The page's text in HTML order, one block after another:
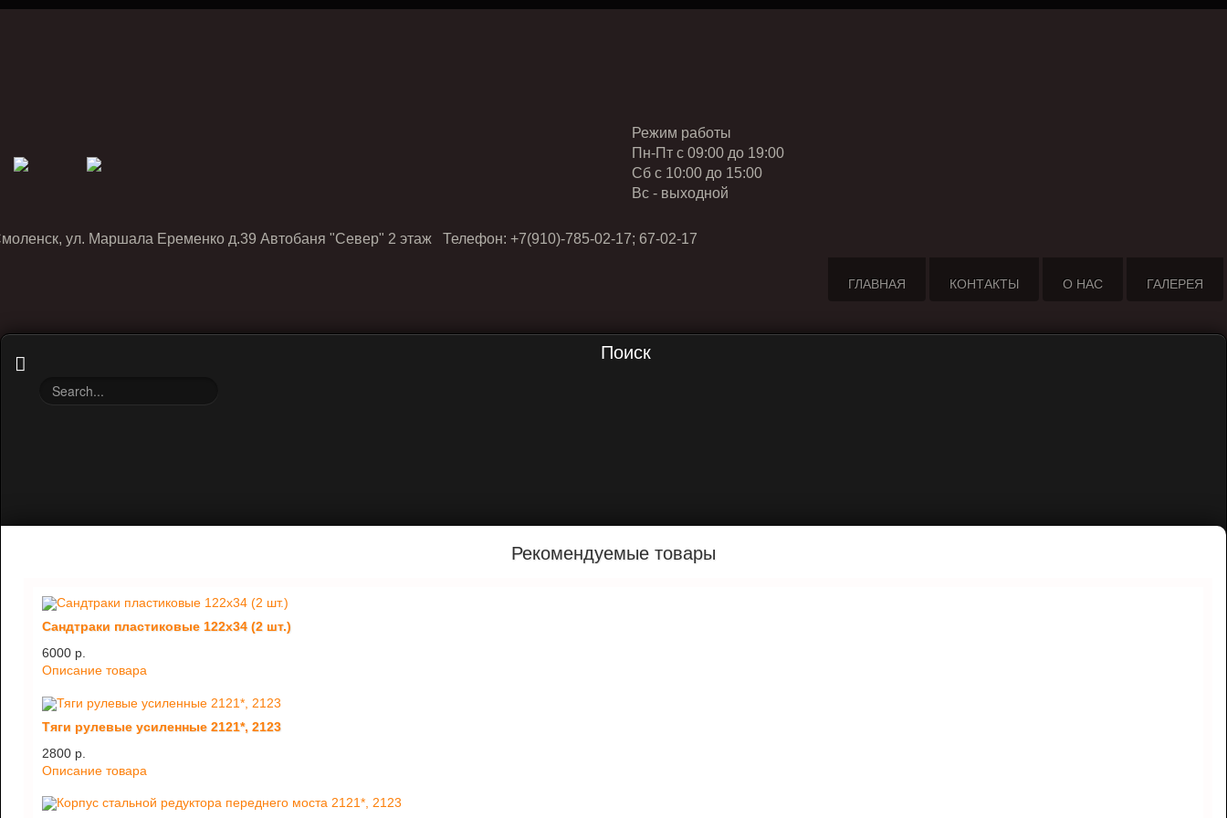
Режим работы
Пн-Пт с 09:00 до 19:00
Cб с 10:00 до 15:00
Вс - выходной
ул. Маршала Еременко д.39 Автобаня "Север" 2 этаж Телефон: +7(910)-785-02-17; 67-02-17
ГЛАВНАЯ КОНТАКТЫ О НАС ГАЛЕРЕЯ
Поиск
Рекомендуемые товары
Сандтраки пластиковые 122х34 (2 шт.)
6000 p.
Описание товара
Тяги рулевые усиленные 2121*, 2123
2800 p.
Описание товара